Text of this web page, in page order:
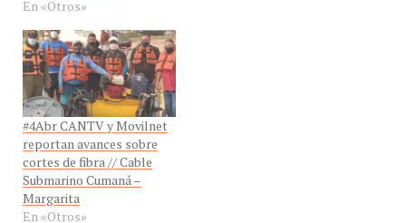
#4Abr CANTV y Movilnet
reportan avances sobre
cortes de fibra // Cable
Submarino Cumaná –
Margarita
En «Otros»